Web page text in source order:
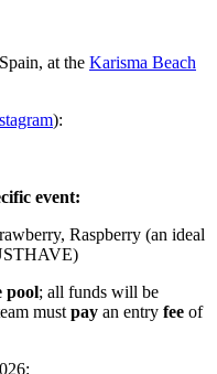
at the Karisma Beach
):
event:
Raspberry (an ideal
pool; all funds will be
mustpay an entry fee of